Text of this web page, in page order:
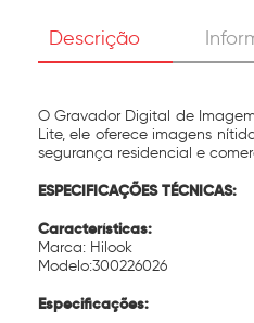
Descrição
O Gravador Digital de
Lite, ele oferece imagens
segurança residencial e
ESPECIFICAÇÕES TÉCNICAS:
Características:
Marca: Hilook
Modelo:300226026
Especificações: